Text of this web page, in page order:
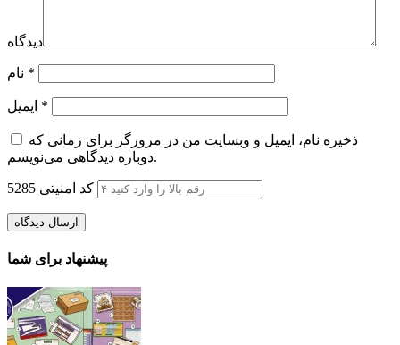
دیدگاه
*
*
ذخیره نام، ایمیل و وبسایت من در مرورگر برای زمانی که
دوباره دیدگاهی می‌نویسم.
کد امنیتی 5285
پیشنهاد برای شما